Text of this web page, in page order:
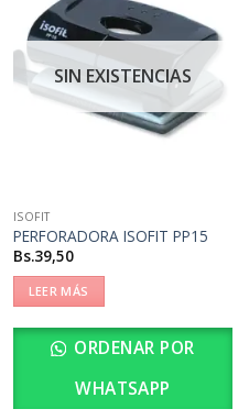
SIN EXISTENCIAS
ISOFIT
PERFORADORA ISOFIT PP15
Bs.39,50
LEER MÁS
ORDENAR POR
WHATSAPP